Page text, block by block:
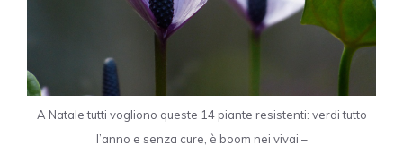
A Natale tutti vogliono queste 14 piante resistenti: verdi tutto
l’anno e senza cure, è boom nei vivai –